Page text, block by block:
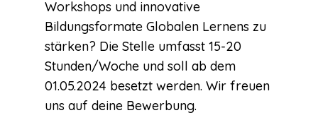
Workshops und innovative
Bildungsformate Globalen Lernens zu
stärken? Die Stelle umfasst 15-20
Stunden/Woche und soll ab dem
01.05.2024 besetzt werden. Wir freuen
uns auf deine Bewerbung.